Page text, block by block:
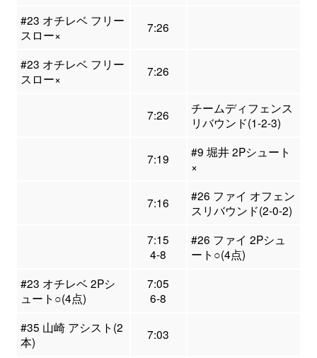
#23 オチレベ フリー
スロー×
7:26
#23 オチレベ フリー
スロー×
7:26
7:26
チームディフェンス
リバウンド(1-2-3)
7:19
#9 堀井 2Pシュート
×
7:16
#26 ファイ オフェン
スリバウンド(2-0-2)
7:15
4-8
#26 ファイ 2Pシュ
ート○(4点)
#23 オチレベ 2Pシ
ュート○(4点)
7:05
6-8
#35 山崎 アシスト(2
本)
7:03